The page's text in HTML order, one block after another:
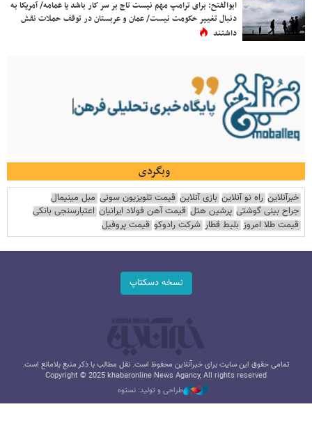
ابوالفتح: برای ترامپ مهم نیست تاج بر سر کار باشد یا عمامه/ آمریکا به
دنبال تغییر حکومت نیست/ عمان و عربستان در توقف حملات نقش
داشتند
وبگردی
خبرآنلاین راه نو آنلاین بازی آنلاین قیمت تلویزیون سونی مبل مینیمال
جراح بینی گوشتی پرشین هتل قیمت آهن فولاد ایرانیان اعتبارسنجی بانکی
قیمت طلا امروز بلیط قطار شرکت رادوکو قیمت پروفیل
نسخه دسکتاپ
تمامی حقوق این سایت برای خبرآنلاین محفوظ است. نقل مطالب با ذکر منبع بلامانع است.
Copyright © 2025 khabaronline News Agancy, All rights reserved
طراحی و تولید: نستوه